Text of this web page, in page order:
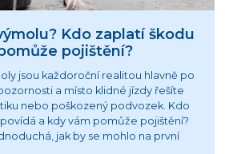
Kdo zaplatí škodu
pojištění?
jsou každoroční realitou hlavně po
a místo klidné jízdy řešíte
nebo poškozený podvozek. Kdo
a kdy vám pomůže pojištění?
jak by se mohlo na první